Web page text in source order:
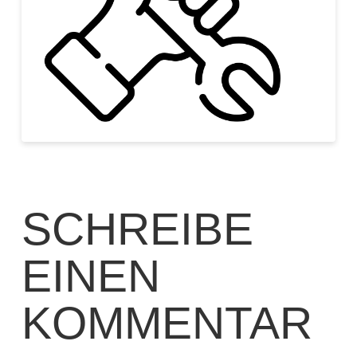
SCHREIBE
EINEN
KOMMENTAR